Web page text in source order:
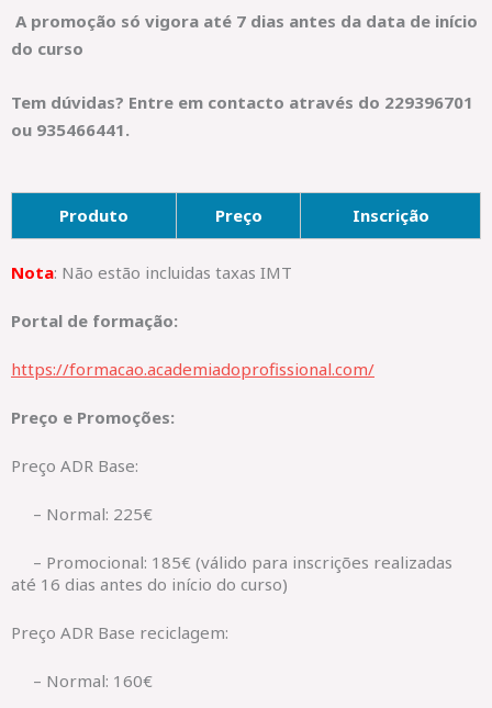
A promoção só vigora até 7 dias antes da data de início
do curso
Tem dúvidas? Entre em contacto através do 229396701
ou 935466441.
Produto Preço Inscrição
Nota: Não estão incluidas taxas IMT
Portal de formação:
https://formacao.academiadoprofissional.com/
Preço e Promoções:
Preço ADR Base:
– Normal: 225€
– Promocional: 185€ (válido para inscrições realizadas
até 16 dias antes do início do curso)
Preço ADR Base reciclagem:
– Normal: 160€